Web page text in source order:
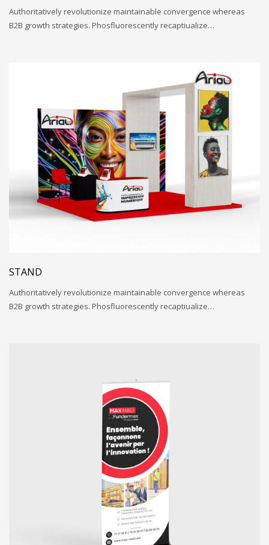
Authoritatively revolutionize maintainable convergence whereas
B2B growth strategies. Phosfluorescently recaptiualize…
STAND
Authoritatively revolutionize maintainable convergence whereas
B2B growth strategies. Phosfluorescently recaptiualize…